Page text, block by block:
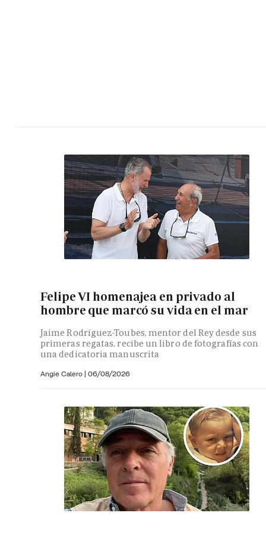
Felipe VI homenajea en privado al
hombre que marcó su vida en el mar
Jaime Rodríguez-Toubes, mentor del Rey desde sus
primeras regatas, recibe un libro de fotografías con
una dedicatoria manuscrita
Angie Calero | 06/08/2026